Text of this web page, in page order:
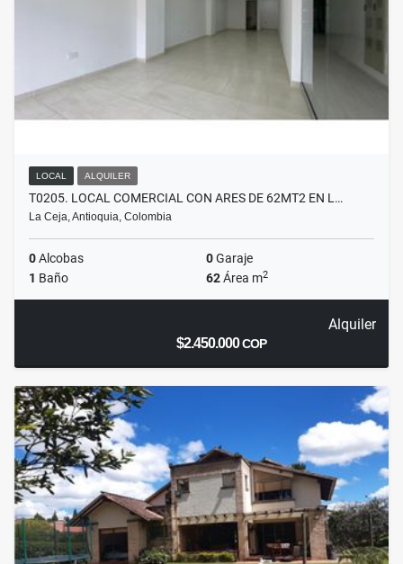
LOCAL ALQUILER
T0205. LOCAL COMERCIAL CON ARES DE 62MT2 EN L…
La Ceja, Antioquia, Colombia
0Alcobas 0Garaje
1 Baño 62Área m2
Alquiler
$2.450.000COP